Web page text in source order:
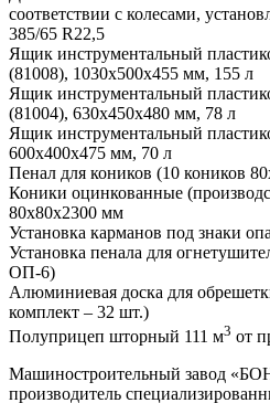
соответствии с колесами,
385/65 R22,5
Ящик инструментальный
(81008), 1030x500x455 мм, 155 л
Ящик инструментальный
(81004), 630x450x480 мм, 78 л
Ящик инструментальный
600x400x475 мм, 70 л
Пенал для коников (10 коников
Коники оцинкованные
80х80х2300 мм
Установка карманов под знаки
Установка пенала для
ОП-6)
Алюминиевая доска для
комплект – 32 шт.)
Полуприцеп шторный 111 м3 от
Машиностроительный завод
производитель